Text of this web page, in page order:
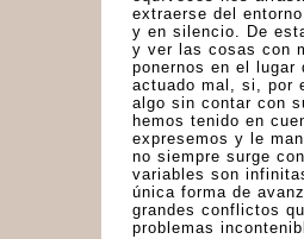
extraerse del
y en silencio. De
y ver las cosas con
ponernos en el lugar
actuado mal, si, por
algo sin contar con
hemos tenido en
expresemos y le
no siempre surge
variables son
única forma de
grandes conflictos
problemas